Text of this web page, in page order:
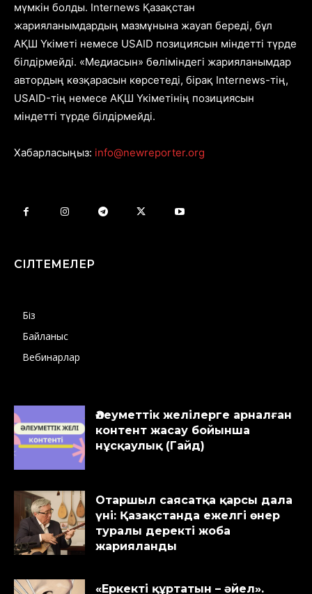
мүмкін болды. Internews Қазақстан
жарияланымдардың мазмұнына жауап береді, бұл
АҚШ Үкіметі немесе USAID позициясын міндетті түрде
білдірмейді. «Медиасын» бөліміндегі жарияланымдар
автордың көзқарасын көрсетеді, бірақ Internews-тің,
USAID-тің немесе АҚШ Үкіметінің позициясын
міндетті түрде білдірмейді.
Хабарласыңыз: info@newreporter.org
СІЛТЕМЕЛЕР
Біз
Байланыс
Вебинарлар
Әлеуметтік желілерге арналған
контент жасау бойынша
нұсқаулық (Гайд)
Отаршыл саясатқа қарсы дала
үні: Қазақстанда ежелгі өнер
туралы деректі жоба
жарияланды
«Еркекті құртатын – әйел».